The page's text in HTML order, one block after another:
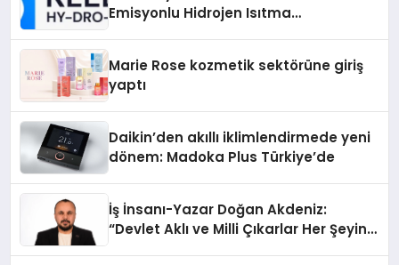
Emisyonlu Hidrojen Isıtma
Marie Rose kozmetik sektörüne giriş
yaptı
Daikin’den akıllı iklimlendirmede yeni
dönem: Madoka Plus Türkiye’de
İş İnsanı-Yazar Doğan Akdeniz:
“Devlet Aklı ve Milli Çıkarlar Her Şeyin